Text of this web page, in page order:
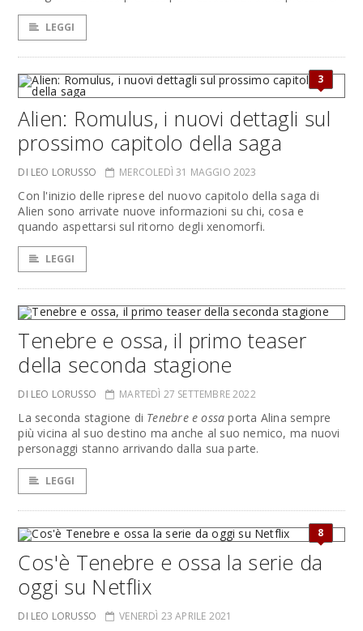
LEGGI
3
Alien: Romulus, i nuovi dettagli sul
prossimo capitolo della saga
DI LEO LORUSSO MERCOLEDÌ 31 MAGGIO 2023
Con l'inizio delle riprese del nuovo capitolo della saga di
Alien sono arrivate nuove informazioni su chi, cosa e
quando aspettarsi sul ritorno degli xenomorfi.
LEGGI
Tenebre e ossa, il primo teaser
della seconda stagione
DI LEO LORUSSO MARTEDÌ 27 SETTEMBRE 2022
La seconda stagione di Tenebre e ossa porta Alina sempre
più vicina al suo destino ma anche al suo nemico, ma nuovi
personaggi stanno arrivando dalla sua parte.
LEGGI
8
Cos'è Tenebre e ossa la serie da
oggi su Netflix
DI LEO LORUSSO VENERDÌ 23 APRILE 2021